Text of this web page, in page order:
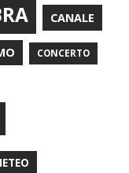
CANALE
CONCERTO